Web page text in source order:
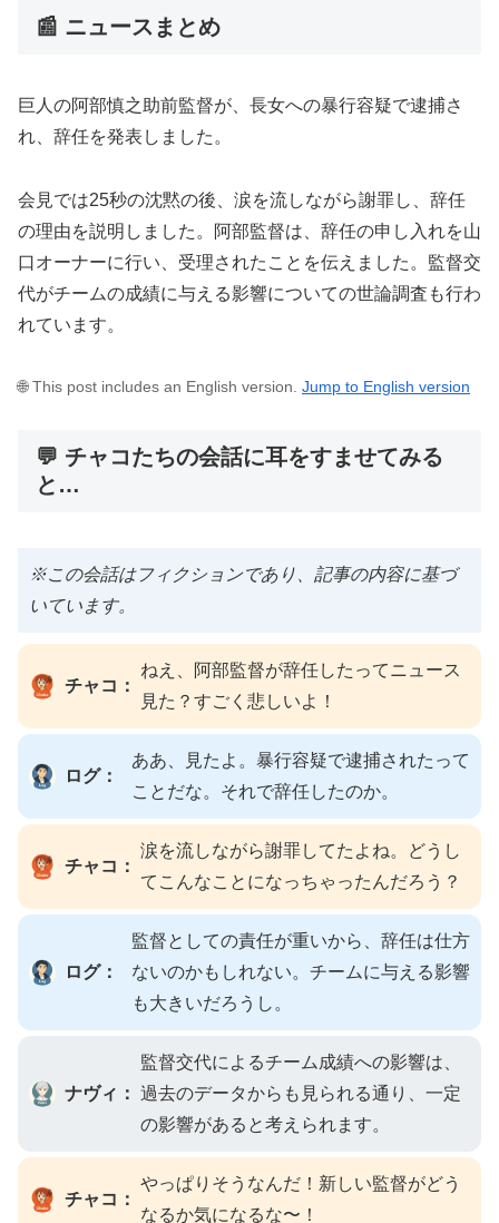
📰 ニュースまとめ
巨人の阿部慎之助前監督が、長女への暴行容疑で逮捕さ
れ、辞任を発表しました。
会見では25秒の沈黙の後、涙を流しながら謝罪し、辞任
の理由を説明しました。阿部監督は、辞任の申し入れを山
口オーナーに行い、受理されたことを伝えました。監督交
代がチームの成績に与える影響についての世論調査も行わ
れています。
🌐 This post includes an English version. Jump to English version
💬 チャコたちの会話に耳をすませてみる
と…
※この会話はフィクションであり、記事の内容に基づ
いています。
チャコ：
ねえ、阿部監督が辞任したってニュース
見た？すごく悲しいよ！
ログ：
ああ、見たよ。暴行容疑で逮捕されたって
ことだな。それで辞任したのか。
チャコ：
涙を流しながら謝罪してたよね。どうし
てこんなことになっちゃったんだろう？
ログ：
監督としての責任が重いから、辞任は仕方
ないのかもしれない。チームに与える影響
も大きいだろうし。
ナヴィ：
監督交代によるチーム成績への影響は、
過去のデータからも見られる通り、一定
の影響があると考えられます。
チャコ：
やっぱりそうなんだ！新しい監督がどう
なるか気になるな〜！